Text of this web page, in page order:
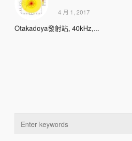
4 月 1, 2017
Otakadoya發射站, 40kHz,...